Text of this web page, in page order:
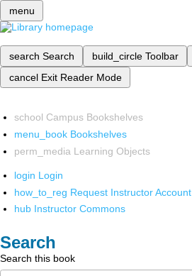
menu
search Search build_circle Toolbar
cancel Exit Reader Mode
school Campus Bookshelves
menu_book Bookshelves
perm_media Learning Objects
login Login
how_to_reg Request Instructor Account
hub Instructor Commons
Search
Search this book